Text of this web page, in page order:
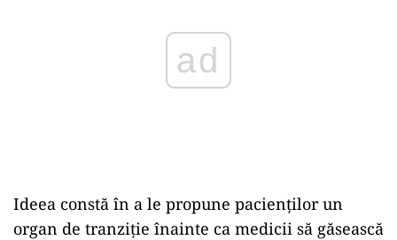
Ideea constă în a le propune pacienților un
organ de tranziție înainte ca medicii să găsească